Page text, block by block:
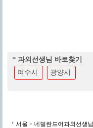
* 과외선생님 바로찾기
여수시
광양시
서울 > 네덜란드어과외선생님